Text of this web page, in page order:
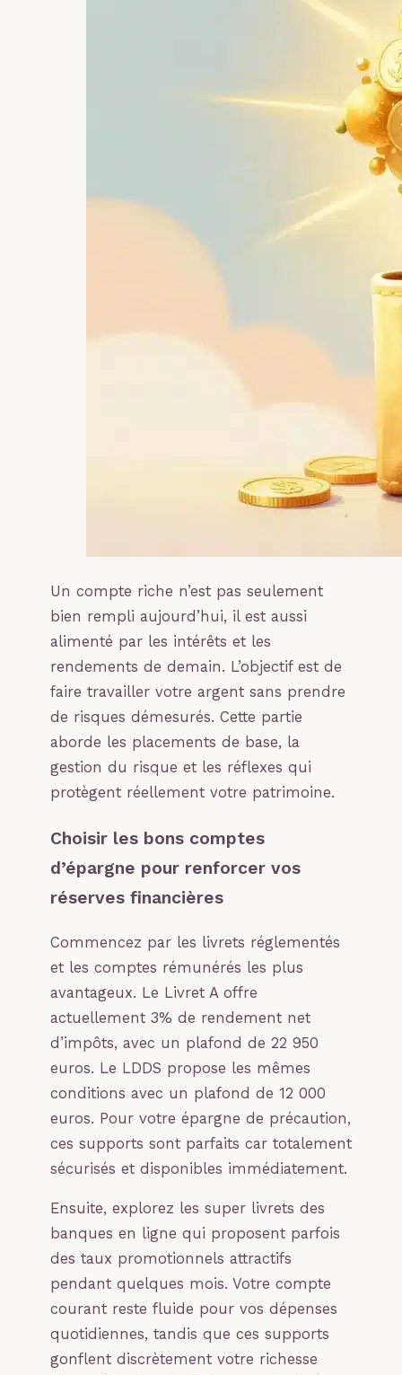
Un compte riche n’est pas seulement
bien rempli aujourd’hui, il est aussi
alimenté par les intérêts et les
rendements de demain. L’objectif est de
faire travailler votre argent sans prendre
de risques démesurés. Cette partie
aborde les placements de base, la
gestion du risque et les réflexes qui
protègent réellement votre patrimoine.
Choisir les bons comptes
d’épargne pour renforcer vos
réserves financières
Commencez par les livrets réglementés
et les comptes rémunérés les plus
avantageux. Le Livret A offre
actuellement 3% de rendement net
d’impôts, avec un plafond de 22 950
euros. Le LDDS propose les mêmes
conditions avec un plafond de 12 000
euros. Pour votre épargne de précaution,
ces supports sont parfaits car totalement
sécurisés et disponibles immédiatement.
Ensuite, explorez les super livrets des
banques en ligne qui proposent parfois
des taux promotionnels attractifs
pendant quelques mois. Votre compte
courant reste fluide pour vos dépenses
quotidiennes, tandis que ces supports
gonflent discrètement votre richesse